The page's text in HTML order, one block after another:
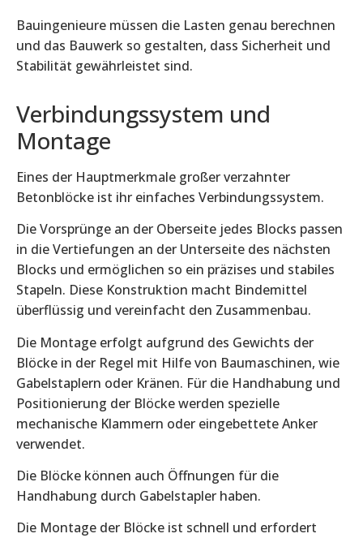
Bauingenieure müssen die Lasten genau berechnen
und das Bauwerk so gestalten, dass Sicherheit und
Stabilität gewährleistet sind.
Verbindungssystem und
Montage
Eines der Hauptmerkmale großer verzahnter
Betonblöcke ist ihr einfaches Verbindungssystem.
Die Vorsprünge an der Oberseite jedes Blocks passen
in die Vertiefungen an der Unterseite des nächsten
Blocks und ermöglichen so ein präzises und stabiles
Stapeln. Diese Konstruktion macht Bindemittel
überflüssig und vereinfacht den Zusammenbau.
Die Montage erfolgt aufgrund des Gewichts der
Blöcke in der Regel mit Hilfe von Baumaschinen, wie
Gabelstaplern oder Kränen. Für die Handhabung und
Positionierung der Blöcke werden spezielle
mechanische Klammern oder eingebettete Anker
verwendet.
Die Blöcke können auch Öffnungen für die
Handhabung durch Gabelstapler haben.
Die Montage der Blöcke ist schnell und erfordert